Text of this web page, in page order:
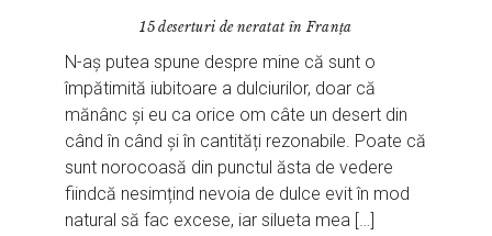
15 deserturi de neratat în Franța
N-aș putea spune despre mine că sunt o
împătimită iubitoare a dulciurilor, doar că
mănânc și eu ca orice om câte un desert din
când în când și în cantități rezonabile. Poate că
sunt norocoasă din punctul ăsta de vedere
fiindcă nesimțind nevoia de dulce evit în mod
natural să fac excese, iar silueta mea […]